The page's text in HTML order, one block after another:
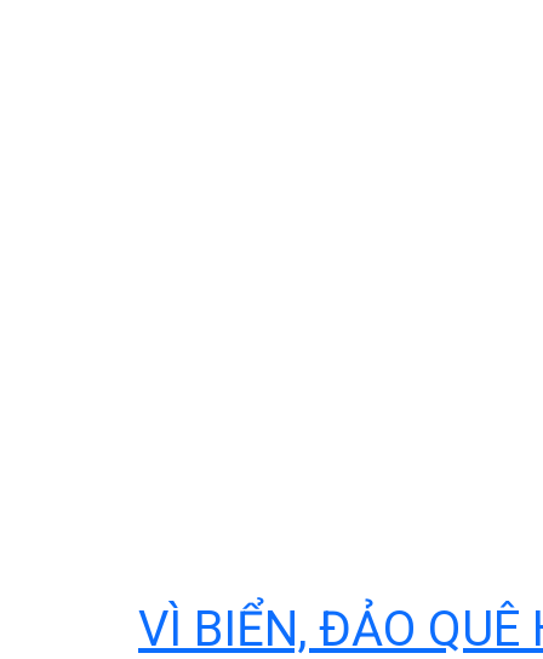
VÌ BIỂN, ĐẢO QUÊ